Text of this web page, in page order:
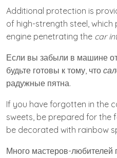
Additional protection is
of high-strength steel,
engine penetrating the car
Если вы забыли в машине
будьте готовы к тому, что
радужные пятна.
If you have forgotten in the
sweets, be prepared for the
be decorated with rainbow
Много мастеров-любителей